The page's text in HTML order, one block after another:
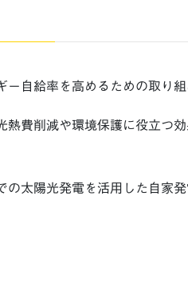
ー自給率を高めるための取り
熱費削減や環境保護に役立つ
の太陽光発電を活用した自家